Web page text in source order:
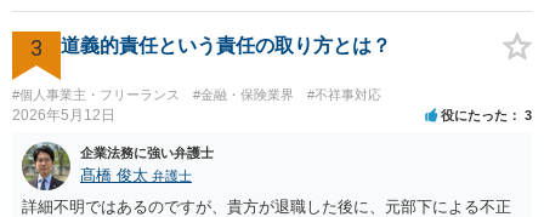
3 道義的責任という責任の取り方とは？
#個人事業主・フリーランス #金融・保険業界 #不祥事対応
2026年5月12日 役にたった 3
企業法務に強い弁護士
髙橋 俊太 弁護士
詳細不明ではあるのですが、貴方が退職した後に、元部下による不正